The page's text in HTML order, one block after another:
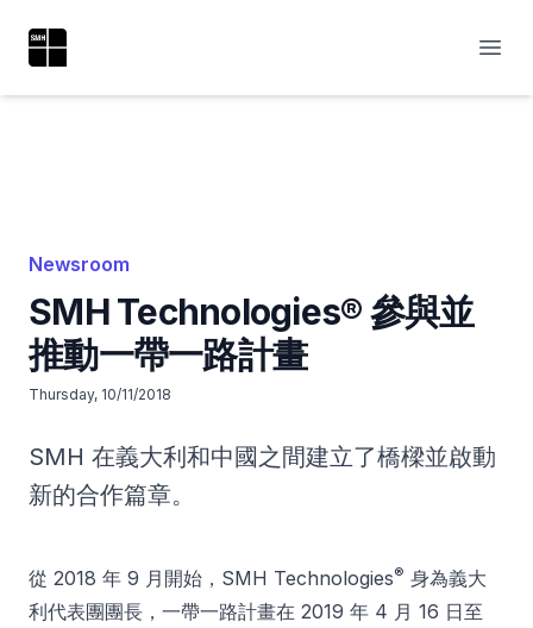
SMH Technologies®
開啟
Newsroom
SMH Technologies® 參與並
推動一帶一路計畫
Thursday, 10/11/2018
SMH 在義大利和中國之間建立了橋樑並啟動
新的合作篇章。
從 2018 年 9 月開始，SMH Technologies® 身為義大
利代表團團長，一帶一路計畫在 2019 年 4 月 16 日至